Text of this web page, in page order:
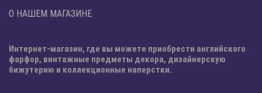
О НАШЕМ МАГАЗИНЕ
Интернет-магазин, где вы можете приобрести английского
фарфор, винтажные предметы декора, дизайнерскую
бижутерию и коллекционные наперстки.